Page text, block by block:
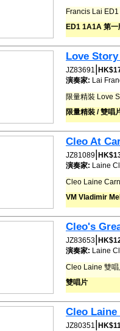
Francis Lai
ED1 1A1A 第一
Love
JZ83691
演奏家: Lai
限量精裝 Love
限量精裝 / 雙唱
Cleo At
JZ81089
演奏家: Laine
Cleo Laine
VM Vladimir
Cleo's
JZ83653
演奏家: Laine
Cleo Laine 雙唱
雙唱片
Cleo Laine
JZ80351